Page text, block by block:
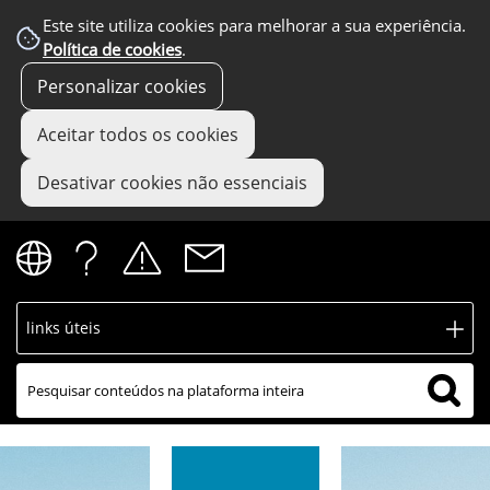
Este site utiliza cookies para melhorar a sua experiência.
Política de cookies.
Personalizar cookies
Aceitar todos os cookies
Desativar cookies não essenciais
links úteis